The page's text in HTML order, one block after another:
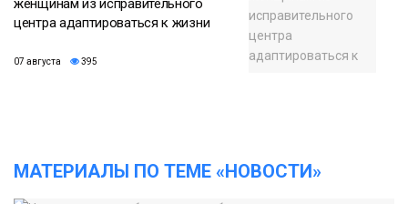
женщинам из исправительного
центра адаптироваться к жизни
07 августа 395
МАТЕРИАЛЫ ПО ТЕМЕ «НОВОСТИ»